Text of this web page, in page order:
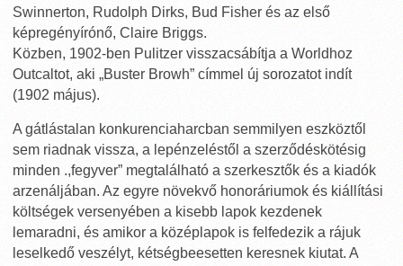
Swinnerton, Rudolph Dirks, Bud Fisher és az első
képregényírónő, Claire Briggs.
Közben, 1902-ben Pulitzer visszacsábítja a Worldhoz
Outcaltot, aki „Buster Browh” címmel új sorozatot indít
(1902 május).
A gátlástalan konkurenciaharcban semmilyen eszköztől
sem riadnak vissza, a lepénzeléstől a szerződéskötésig
minden .,fegyver” megtalálható a szerkesztők és a kiadók
arzenáljában. Az egyre növekvő honoráriumok és kiállítási
költségek versenyében a kisebb lapok kezdenek
lemaradni, és amikor a középlapok is felfedezik a rájuk
leselkedő veszélyt, kétségbeesetten keresnek kiutat. A